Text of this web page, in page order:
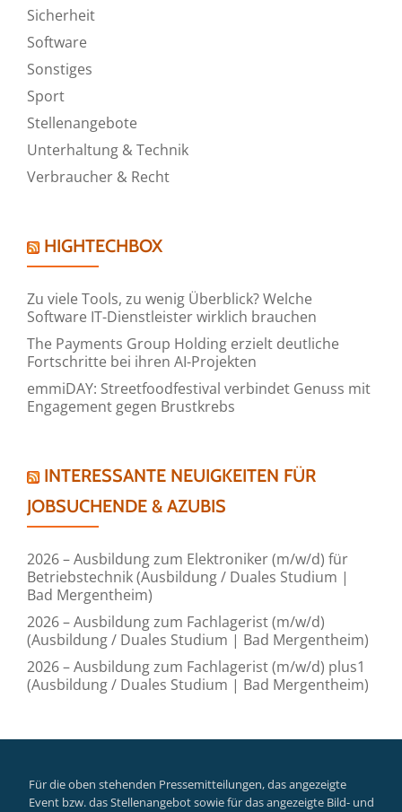
Sicherheit
Software
Sonstiges
Sport
Stellenangebote
Unterhaltung & Technik
Verbraucher & Recht
HIGHTECHBOX
Zu viele Tools, zu wenig Überblick? Welche
Software IT-Dienstleister wirklich brauchen
The Payments Group Holding erzielt deutliche
Fortschritte bei ihren AI-Projekten
emmiDAY: Streetfoodfestival verbindet Genuss mit
Engagement gegen Brustkrebs
INTERESSANTE NEUIGKEITEN FÜR
JOBSUCHENDE & AZUBIS
2026 – Ausbildung zum Elektroniker (m/w/d) für
Betriebstechnik (Ausbildung / Duales Studium |
Bad Mergentheim)
2026 – Ausbildung zum Fachlagerist (m/w/d)
(Ausbildung / Duales Studium | Bad Mergentheim)
2026 – Ausbildung zum Fachlagerist (m/w/d) plus1
(Ausbildung / Duales Studium | Bad Mergentheim)
Für die oben stehenden Pressemitteilungen, das angezeigte
Event bzw. das Stellenangebot sowie für das angezeigte Bild- und